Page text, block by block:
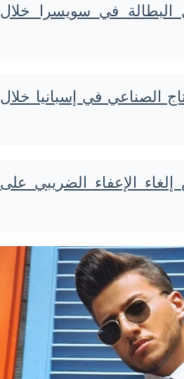
البطالة في سويسرا خلال
الصناعي في إسبانيا خلال
إلغاء الإعفاء الضريبي على